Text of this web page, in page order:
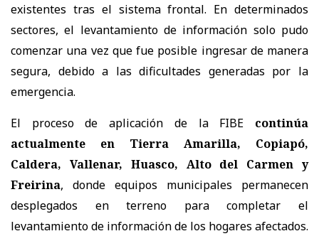
existentes tras el sistema frontal. En determinados
sectores, el levantamiento de información solo pudo
comenzar una vez que fue posible ingresar de manera
segura, debido a las dificultades generadas por la
emergencia.
El proceso de aplicación de la FIBE continúa
actualmente en Tierra Amarilla, Copiapó,
Caldera, Vallenar, Huasco, Alto del Carmen y
Freirina, donde equipos municipales permanecen
desplegados en terreno para completar el
levantamiento de información de los hogares afectados.